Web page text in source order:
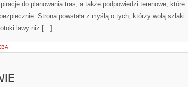
do planowania tras, a także podpowiedzi terenowe, które
Strona powstała z myślą o tych, którzy wolą szlaki
lawy niż […]